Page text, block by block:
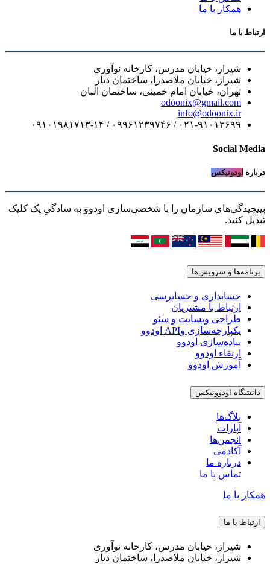
همکار با ما
ارتباط با ما
شیراز، خیابان مدرس، کارخانه نوآوری
شیراز، خیابان ملاصدرا، ساختمان دیار
تهران، خیابان امام خمینی، ساختمان البان
odoonix@gmail.com
info@odoonix.ir
۰۲۱-۹۱۰۱۳۶۹۹ / ۰۹۹۶۱۲۳۹۷۴۶ / ۰۹۱۰۱۹۸۱۷۱۳-۱۴
Social Media
درباره اودونیکس
بپیچیدگی‌های سازمان را با شخصی‌سازی اودوو به سادگیِ یک کلیک
تبدیل کنید.
برنامه‌ها و سرویس‌ها
حسابداری و حسابرسی
ارتباط با مشتریان
طراحی وبسایت و سئو
یکپارچه‌سازی وAPI اودوو
پیاده‌سازی اودوو
ارتقاء اودوو
آموزش اودوو
دانشگاه اودوونیکس
بلاگ‌ها
آپارات
انجمن‌ها
آکادمی
درباره ما
تماس با ما
همکار با ما
ارتباط با ما
شیراز، خیابان مدرس، کارخانه نوآوری
شیراز، خیابان ملاصدرا، ساختمان دیار